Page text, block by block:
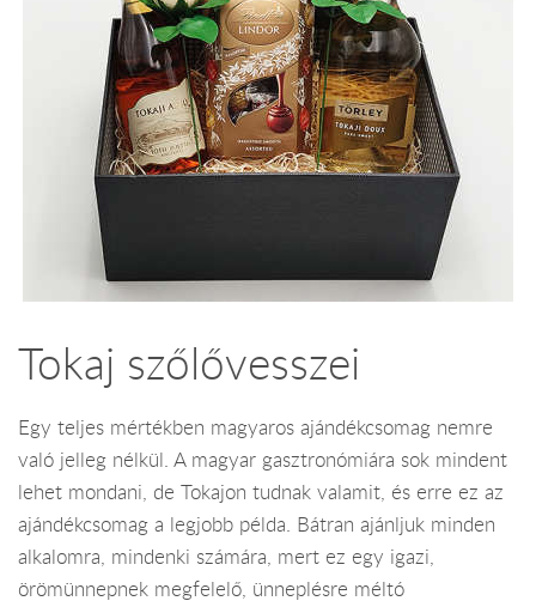
Tokaj szőlővesszei
Egy teljes mértékben magyaros ajándékcsomag nemre
való jelleg nélkül. A magyar gasztronómiára sok mindent
lehet mondani, de Tokajon tudnak valamit, és erre ez az
ajándékcsomag a legjobb példa. Bátran ajánljuk minden
alkalomra, mindenki számára, mert ez egy igazi,
örömünnepnek megfelelő, ünneplésre méltó